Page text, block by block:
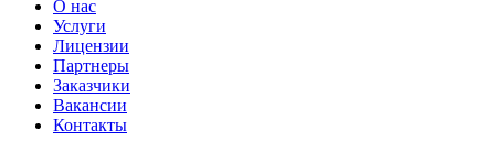
О нас
Услуги
Лицензии
Партнеры
Заказчики
Вакансии
Контакты